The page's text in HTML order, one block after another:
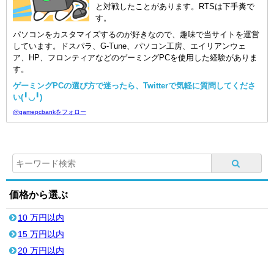
と対戦したことがあります。RTSは下手糞で
す。
パソコンをカスタマイズするのが好きなので、趣味で当サイトを運営
しています。ドスパラ、G-Tune、パソコン工房、エイリアンウェ
ア、HP、フロンティアなどのゲーミングPCを使用した経験がありま
す。
ゲーミングPCの選び方で迷ったら、Twitterで気軽に質問してくださ
い(╹◡╹)
@gamepcbankをフォロー
価格から選ぶ
10 万円以内
15 万円以内
20 万円以内